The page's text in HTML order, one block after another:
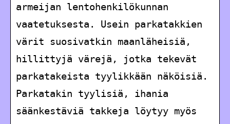
armeijan lentohenkilökunnan
vaatetuksesta. Usein parkatakkien
värit suosivatkin maanläheisiä,
hillittyjä värejä, jotka tekevät
parkatakeista tyylikkään näköisiä.
Parkatakin tyylisiä, ihania
säänkestäviä takkeja löytyy myös